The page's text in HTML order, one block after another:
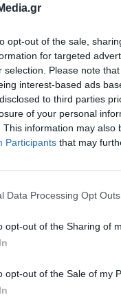
opt-out of the sale,
for targeted
selection. Please note
interest-based ads
to third parties
of your personal
This information may
Participants that may
Data Processing Opt Outs
opt-out of the Sharing of
opt-out of the Sale of my
σταδιοδρομία
(2010-2014)
Σάμο, με
με
Διοικητής στην
στην